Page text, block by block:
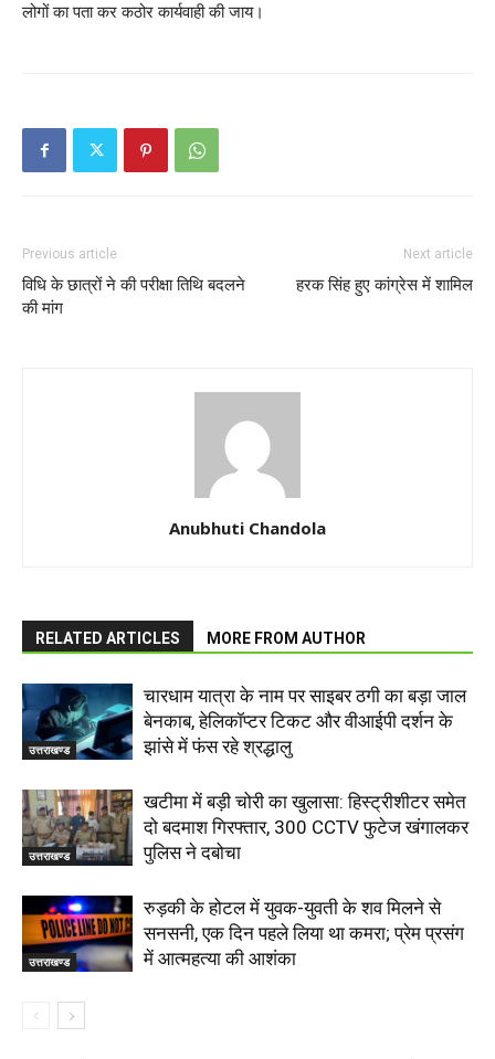
लोगों का पता कर कठोर कार्यवाही की जाय।
Previous article
विधि के छात्रों ने की परीक्षा तिथि बदलने
की मांग
Next article
हरक सिंह हुए कांग्रेस में शामिल
Anubhuti Chandola
RELATED ARTICLES MORE FROM AUTHOR
उत्तराखण्ड
चारधाम यात्रा के नाम पर साइबर ठगी का बड़ा जाल
बेनकाब, हेलिकॉप्टर टिकट और वीआईपी दर्शन के
झांसे में फंस रहे श्रद्धालु
उत्तराखण्ड
खटीमा में बड़ी चोरी का खुलासा: हिस्ट्रीशीटर समेत
दो बदमाश गिरफ्तार, 300 CCTV फुटेज खंगालकर
पुलिस ने दबोचा
उत्तराखण्ड
रुड़की के होटल में युवक-युवती के शव मिलने से
सनसनी, एक दिन पहले लिया था कमरा; प्रेम प्रसंग
में आत्महत्या की आशंका